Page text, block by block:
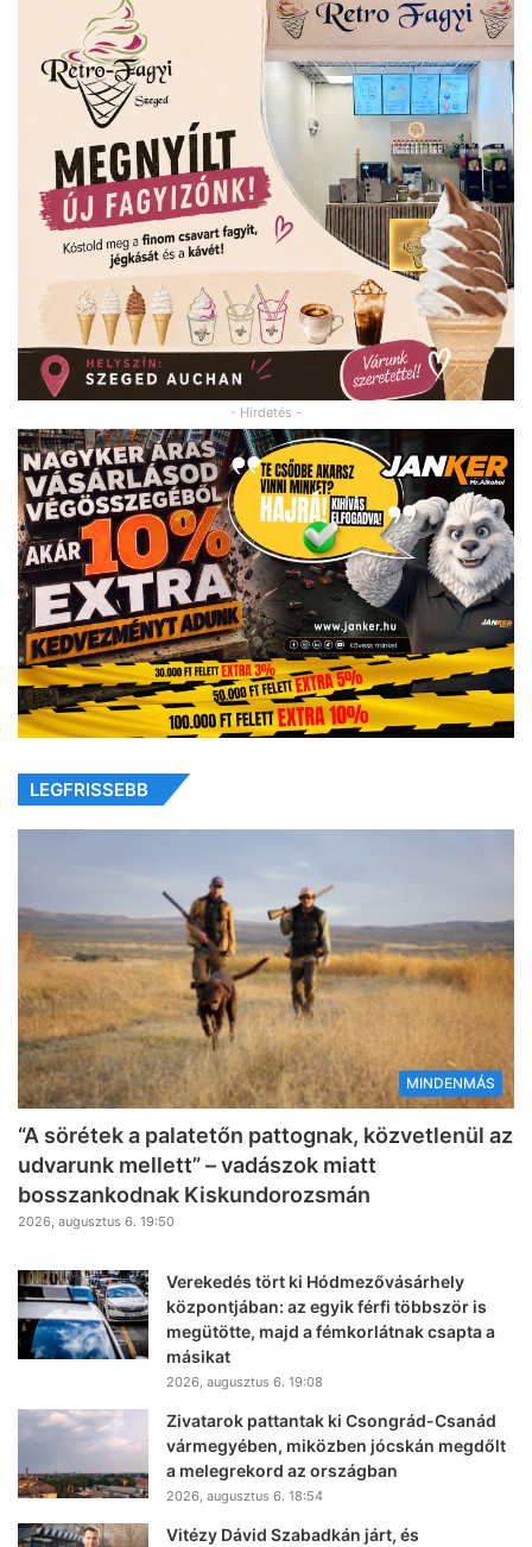
- Hirdetés -
LEGFRISSEBB
MINDENMÁS
“A sörétek a palatetőn pattognak, közvetlenül az
udvarunk mellett” – vadászok miatt
bosszankodnak Kiskundorozsmán
2026, augusztus 6. 19:50
Verekedés tört ki Hódmezővásárhely
központjában: az egyik férfi többször is
megütötte, majd a fémkorlátnak csapta a
másikat
2026, augusztus 6. 19:08
Zivatarok pattantak ki Csongrád-Csanád
vármegyében, miközben jócskán megdőlt
a melegrekord az országban
2026, augusztus 6. 18:54
Vitézy Dávid Szabadkán járt, és